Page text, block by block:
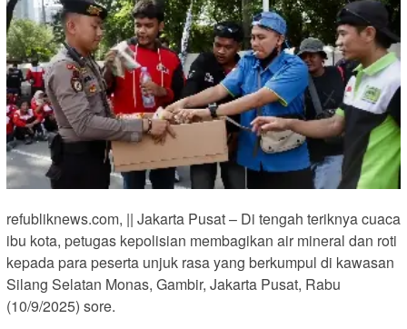
refubliknews.com, || Jakarta Pusat – Di tengah teriknya cuaca
ibu kota, petugas kepolisian membagikan air mineral dan roti
kepada para peserta unjuk rasa yang berkumpul di kawasan
Silang Selatan Monas, Gambir, Jakarta Pusat, Rabu
(10/9/2025) sore.